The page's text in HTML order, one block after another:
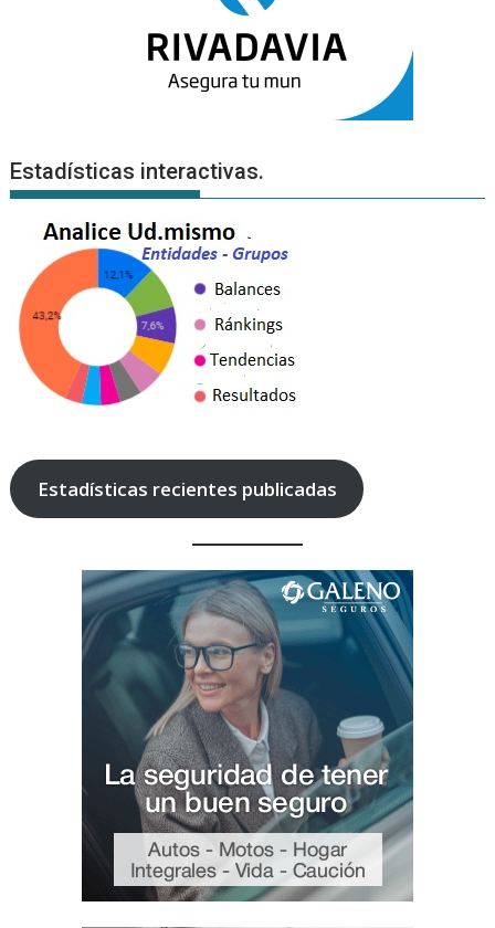
Estadísticas interactivas.
Estadísticas recientes publicadas